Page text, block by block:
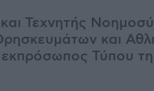
Τεχνητής
και
Τύπου